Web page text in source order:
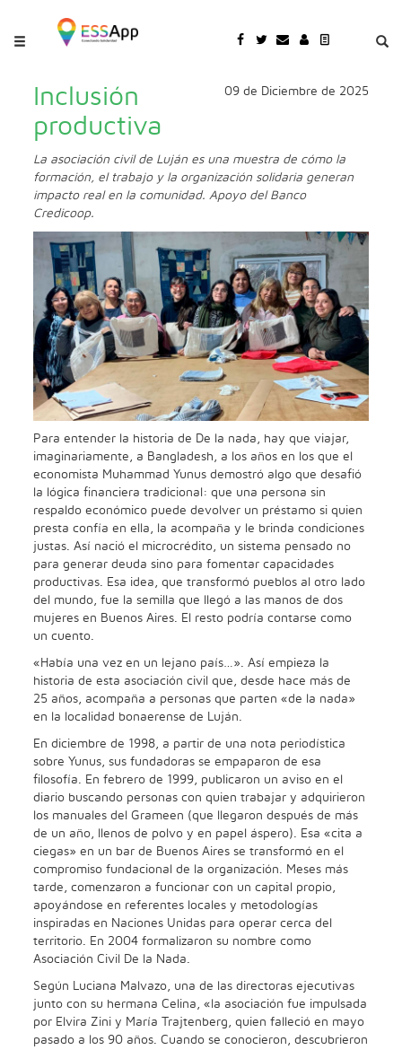
09 de Diciembre de 2025
Inclusión
productiva
La asociación civil de Luján es una muestra de cómo la
formación, el trabajo y la organización solidaria generan
impacto real en la comunidad. Apoyo del Banco
Credicoop.
Para entender la historia de De la nada, hay que viajar,
imaginariamente, a Bangladesh, a los años en los que el
economista Muhammad Yunus demostró algo que desafió
la lógica financiera tradicional: que una persona sin
respaldo económico puede devolver un préstamo si quien
presta confía en ella, la acompaña y le brinda condiciones
justas. Así nació el microcrédito, un sistema pensado no
para generar deuda sino para fomentar capacidades
productivas. Esa idea, que transformó pueblos al otro lado
del mundo, fue la semilla que llegó a las manos de dos
mujeres en Buenos Aires. El resto podría contarse como
un cuento.
«Había una vez en un lejano país…». Así empieza la
historia de esta asociación civil que, desde hace más de
25 años, acompaña a personas que parten «de la nada»
en la localidad bonaerense de Luján.
En diciembre de 1998, a partir de una nota periodística
sobre Yunus, sus fundadoras se empaparon de esa
filosofía. En febrero de 1999, publicaron un aviso en el
diario buscando personas con quien trabajar y adquirieron
los manuales del Grameen (que llegaron después de más
de un año, llenos de polvo y en papel áspero). Esa «cita a
ciegas» en un bar de Buenos Aires se transformó en el
compromiso fundacional de la organización. Meses más
tarde, comenzaron a funcionar con un capital propio,
apoyándose en referentes locales y metodologías
inspiradas en Naciones Unidas para operar cerca del
territorio. En 2004 formalizaron su nombre como
Asociación Civil De la Nada.
Según Luciana Malvazo, una de las directoras ejecutivas
junto con su hermana Celina, «la asociación fue impulsada
por Elvira Zini y María Trajtenberg, quien falleció en mayo
pasado a los 90 años. Cuando se conocieron, descubrieron